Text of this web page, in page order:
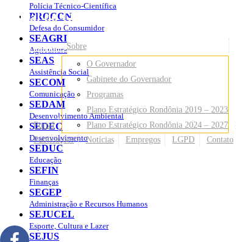
Portal do Governo do
Governode Rondônia
Portal
Sobre
O Governador
Gabinete do Governador
Programas
Plano Estratégico Rondônia 2019 – 2023
Plano Estratégico Rondônia 2024 – 2027
Publicações
Notícias Empregos LGPD Contato
Polícia Técnico-Científica
PROCON
Defesa do Consumidor
SEAGRI
Agricultura
SEAS
Assistência Social
SECOM
Comunicação
SEDAM
Desenvolvimento Ambiental
SEDEC
Desenvolvimento
SEDUC
Educação
SEFIN
Finanças
SEGEP
Administração e Recursos Humanos
SEJUCEL
Esporte, Cultura e Lazer
SEJUS